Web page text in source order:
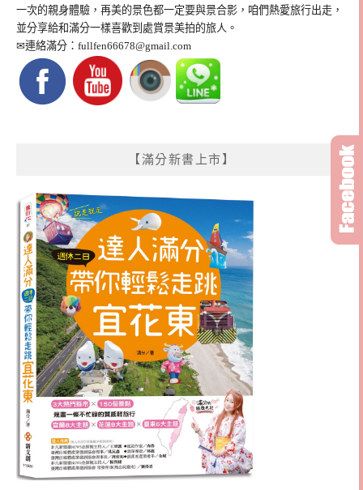
一次的親身體驗，再美的景色都一定要與景合影，咱們熱愛旅行出走，
並分享給和滿分一樣喜歡到處賞景美拍的旅人。
✉連絡滿分： fullfen66678@gmail.com
【滿分新書上市】